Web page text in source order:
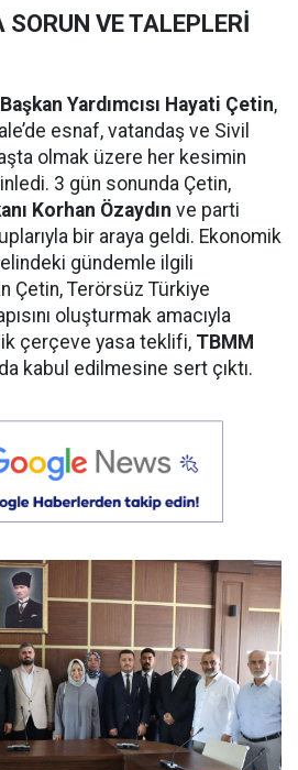
SORUN VE TALEPLERİ
Yardımcısı Hayati Çetin,
esnaf, vatandaş ve Sivil
olmak üzere her kesimin
3 gün sonunda Çetin,
Korhan Özaydın ve parti
bir araya geldi. Ekonomik
gündemle ilgili
Çetin, Terörsüz Türkiye
oluşturmak amacıyla
çerçeve yasa teklifi, TBMM
kabul edilmesine sert çıktı.